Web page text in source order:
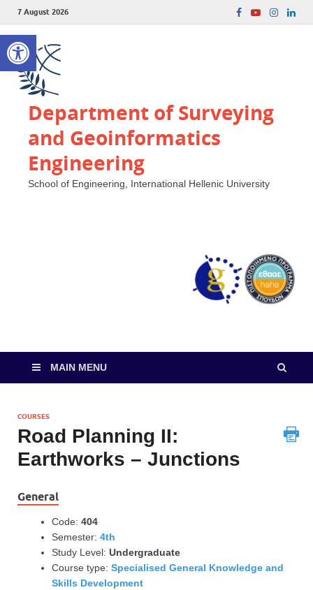
Open toolbar
7 August 2026
Department of Surveying
and Geoinformatics
Engineering
School of Engineering, International Hellenic University
MAIN MENU
COURSES
Road Planning II:
Earthworks – Junctions
General
Code: 404
Semester: 4th
Study Level: Undergraduate
Course type: Specialised General Knowledge and
Skills Development